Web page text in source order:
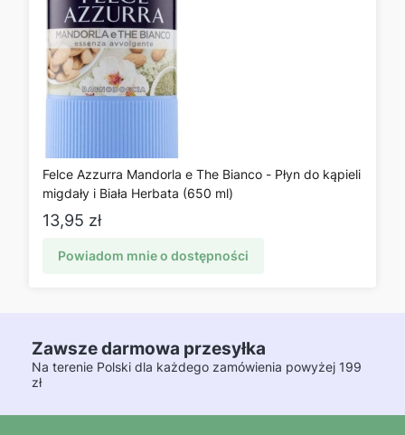
Felce Azzurra Mandorla e The Bianco - Płyn do kąpieli
migdały i Biała Herbata (650 ml)
Cena
13,95 zł
Powiadom mnie o dostępności
Zawsze darmowa przesyłka
Na terenie Polski dla każdego zamówienia powyżej 199
zł